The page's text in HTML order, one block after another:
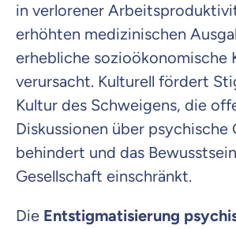
in verlorener
erhöhten medizinischen
erhebliche sozioökonomische
verursacht. Kulturell fördert
Kultur des Schweigens, die
Diskussionen über psychische
behindert und das
Gesellschaft einschränkt.
Die Entstigmatisierung